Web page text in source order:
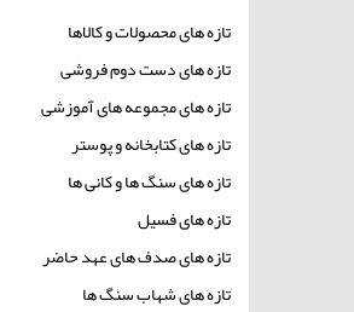
تازه های محصولات و کالاها
تازه های دست دوم فروشی
تازه های مجموعه های آموزشی
تازه های کتابخانه و پوستر
تازه های سنگ ها و کانی ها
تازه های فسیل
تازه های صدف های عهد حاضر
تازه های شهاب سنگ ها